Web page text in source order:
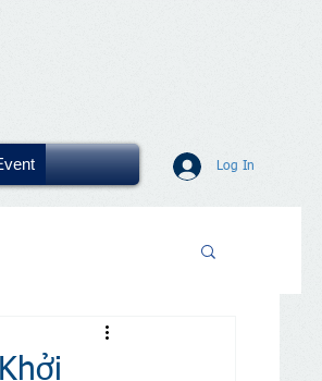
Log In